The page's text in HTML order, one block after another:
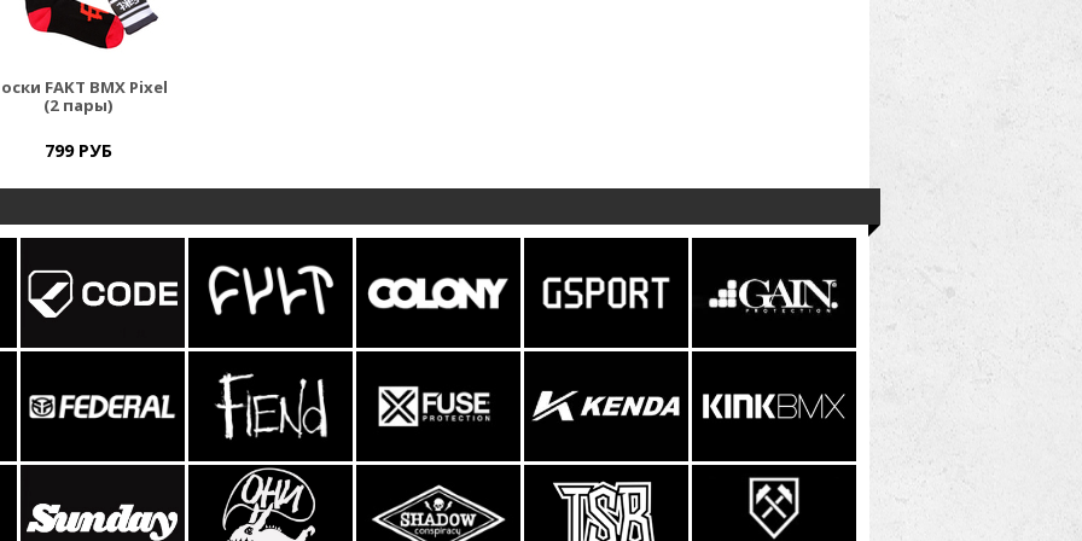
FAKT BMX Pixel
(2 пары)
799 РУБ